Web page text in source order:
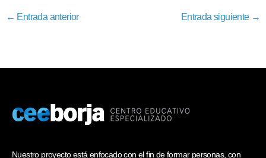
← Entrada anterior Entrada siguiente →
Nuestro proyecto está enfocado con el fin de formar personas, con